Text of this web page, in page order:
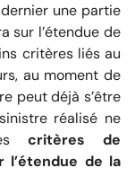
une partie
sur l’étendue de
critères liés au
au moment de
peut déjà s’être
réalisé ne
critères de
l’étendue de la